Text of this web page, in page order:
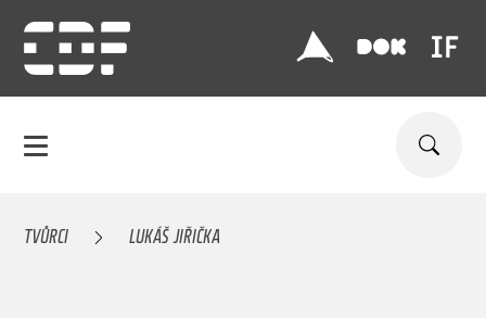
TVŮRCI LUKÁŠ JIŘIČKA